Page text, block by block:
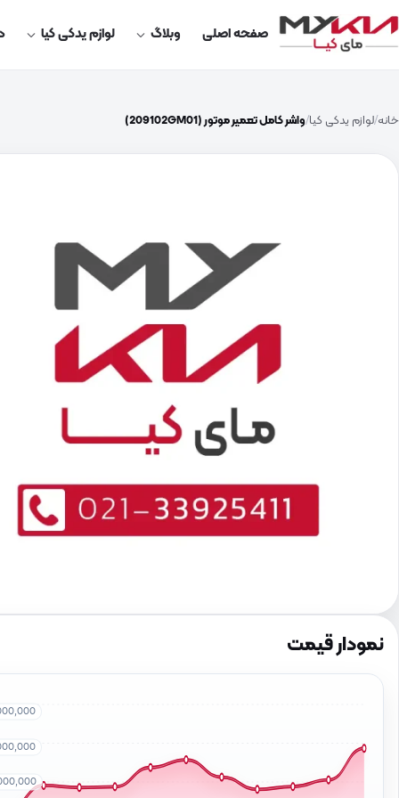
صفحه اصلی وبلاگ لوازم یدکی کیا
خانه لوازم یدکی کیا واشر کامل تعمیر موتور (209102GM01)
نمودار قیمت